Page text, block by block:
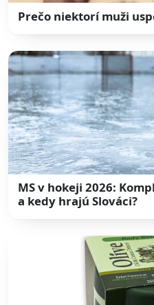
Prečo niektorí muži
MS v hokeji 2026:
a kedy hrajú Slováci?